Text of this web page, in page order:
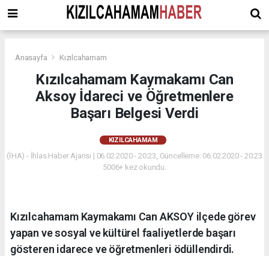
Anasayfa Kızılcahamam
Kızılcahamam Kaymakamı Can
Aksoy İdareci ve Öğretmenlere
Başarı Belgesi Verdi
KIZILCAHAMAM
(İHA) - İhlas Haber Ajansı | 06.02.2020 - 20:23, Güncelleme: 06.02.2020 - 20:23
5006+ kez okundu.
Kızılcahamam Kaymakamı Can AKSOY ilçede görev
yapan ve sosyal ve kültürel faaliyetlerde başarı
gösteren idarece ve öğretmenleri ödüllendirdi.